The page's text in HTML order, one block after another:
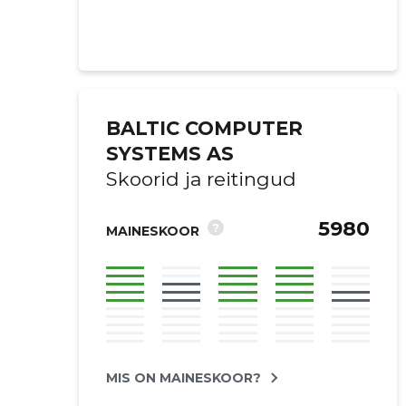
BALTIC COMPUTER
SYSTEMS AS
Skoorid ja reitingud
MAINESKOOR ? 5980
MIS ON MAINESKOOR?
Saaja e-mail
Saaja e-mail